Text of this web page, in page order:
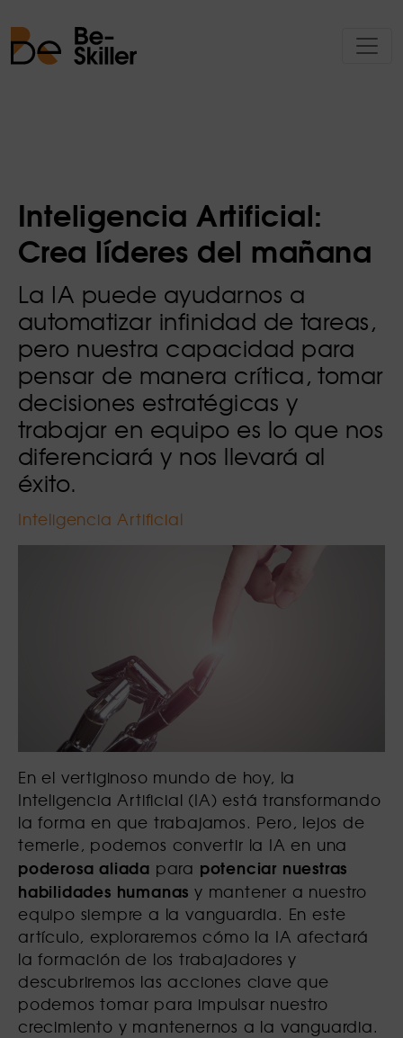
Inteligencia Artificial:
Crea líderes del mañana
La IA puede ayudarnos a
automatizar infinidad de tareas,
pero nuestra capacidad para
pensar de manera crítica, tomar
decisiones estratégicas y
trabajar en equipo es lo que nos
diferenciará y nos llevará al
éxito.
Inteligencia Artificial
En el vertiginoso mundo de hoy, la
Inteligencia Artificial (IA) está transformando
la forma en que trabajamos. Pero, lejos de
temerle, podemos convertir la IA en una
poderosa aliada para potenciar nuestras
habilidades humanasy mantener a nuestro
equipo siempre a la vanguardia. En este
artículo, exploraremos cómo la IA afectará
la formación de los trabajadores y
descubriremos las acciones clave que
podemos tomar para impulsar nuestro
crecimiento y mantenernos a la vanguardia.